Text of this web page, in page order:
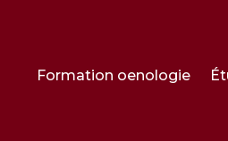
Formation oenologie